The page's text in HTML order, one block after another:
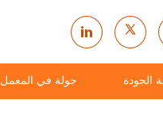
جولة في المعمل الجودة